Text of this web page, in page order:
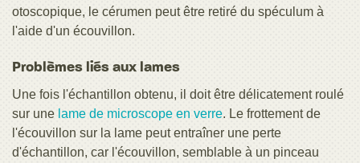
otoscopique, le cérumen peut être retiré du spéculum à
l'aide d'un écouvillon.
Problèmes liés aux lames
Une fois l'échantillon obtenu, il doit être délicatement roulé
sur une lame de microscope en verre. Le frottement de
l'écouvillon sur la lame peut entraîner une perte
d'échantillon, car l'écouvillon, semblable à un pinceau